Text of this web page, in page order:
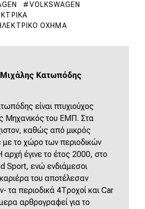
VOLKSWAGEN
ΌΧΗΜΑ
Μιχάλης Κατωπόδης
είναι πτυχιούχος
Μηχανικός του ΕΜΠ. Στα
καθώς από μικρός
με το χώρο των περιοδικών
αρχή έγινε το έτος 2000, στο
Sport, ενώ ενδιάμεσοι
του αποτέλεσαν
τα περιοδικά 4Τροχοί και Car
αρθρογραφεί για το